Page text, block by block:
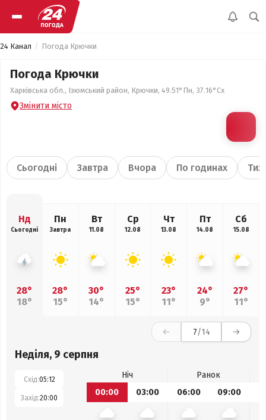
24 Канал Погода Крючки
Погода Крючки
Харківська обл., Ізюмський район, Крючки, 49.51°Пн, 37.16°Сх
Змінити місто
Сьогодні Завтра Вчора По годинах
Нд
Сьогодні
28°
18°
Пн
Завтра
28°
15°
Вт
11.08
30°
14°
Ср
12.08
25°
15°
Чт
13.08
23°
11°
Пт
14.08
24°
9°
Сб
15.08
27°
11°
7/14
Неділя, 9 серпня
Схід:05:12
Захід:20:00
Ніч
Ранок
00:00
03:00 06:00 09:00